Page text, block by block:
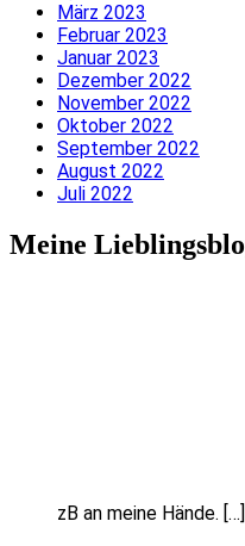
März 2023
Februar 2023
Januar 2023
Dezember 2022
November 2022
Oktober 2022
September 2022
August 2022
Juli 2022
Meine
zB an meine Hände. […]